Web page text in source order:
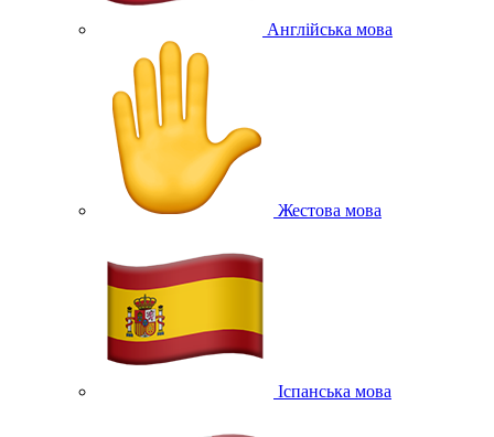
Англійська мова
Жестова мова
Іспанська мова